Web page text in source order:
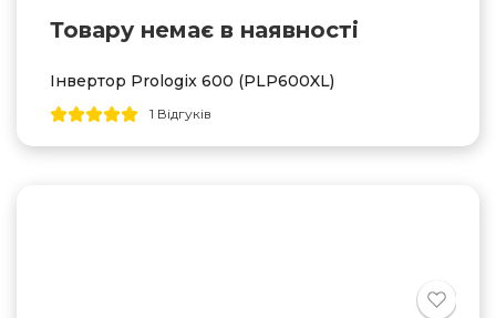
Товару немає в наявностi
Інвертор Prologix 600 (PLP600XL)
1 Відгуків